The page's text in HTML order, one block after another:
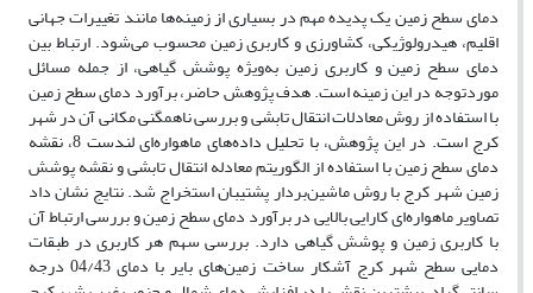
دمای سطح زمین یک پدیده مهم در بسیاری از زمینه‌ها مانند تغییرات جهانی
اقلیم، هیدرولوژیکی، کشاورزی و کاربری زمین محسوب می‌شود. ارتباط بین
دمای سطح زمین و کاربری زمین به‌ویژه پوشش گیاهی، از جمله مسائل
موردتوجه در این زمینه است. هدف پژوهش حاضر، برآورد دمای سطح زمین
با استفاده از روش معادلات انتقال تابشی و بررسی ناهمگنی مکانی آن در شهر
کرج است. در این پژوهش، با تحلیل داده‌های ماهواره‌ای لندست 8، نقشه
دمای سطح زمین با استفاده از الگوریتم معادله انتقال تابشی و نقشه پوشش
زمین شهر کرج با روش ماشین‌بردار پشتیبان استخراج شد. نتایج نشان داد
تصاویر ماهواره‌ای کارایی بالایی در برآورد دمای سطح زمین و بررسی ارتباط آن
با کاربری زمین و پوشش گیاهی دارد. بررسی سهم هر کاربری در طبقات
دمایی سطح شهر کرج آشکار ساخت زمین‌های بایر با دمای 04/43 درجه